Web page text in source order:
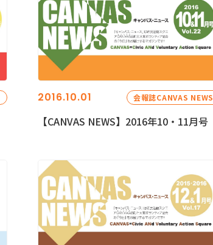
2016.10.01 会報誌CANVAS NEWS
【CANVAS NEWS】2016年10・11月号